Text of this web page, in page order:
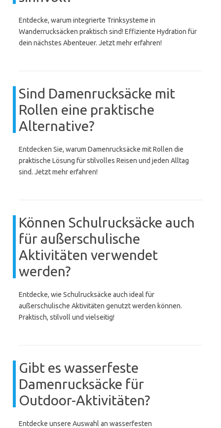
Entdecke, warum integrierte Trinksysteme in
Wanderrucksäcken praktisch sind! Effiziente Hydration für
dein nächstes Abenteuer. Jetzt mehr erfahren!
Sind Damenrucksäcke mit
Rollen eine praktische
Alternative?
Entdecken Sie, warum Damenrucksäcke mit Rollen die
praktische Lösung für stilvolles Reisen und jeden Alltag
sind. Jetzt mehr erfahren!
Können Schulrucksäcke auch
für außerschulische
Aktivitäten verwendet
werden?
Entdecke, wie Schulrucksäcke auch ideal für
außerschulische Aktivitäten genutzt werden können.
Praktisch, stilvoll und vielseitig!
Gibt es wasserfeste
Damenrucksäcke für
Outdoor-Aktivitäten?
Entdecke unsere Auswahl an wasserfesten